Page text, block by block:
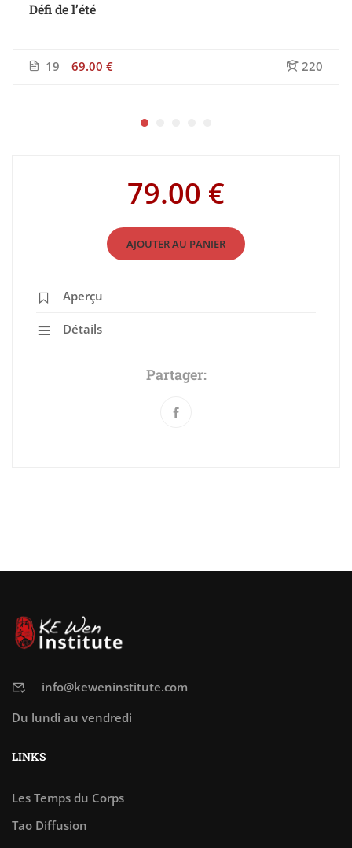
Défi de l’été
19 220
69.00 €
79.00 €
AJOUTER AU PANIER
Aperçu
Détails
Partager:
info@keweninstitute.com
Du lundi au vendredi
LINKS
Les Temps du Corps
Tao Diffusion